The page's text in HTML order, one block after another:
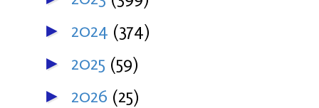
► 2024 (374)
► 2025 (59)
► 2026 (25)